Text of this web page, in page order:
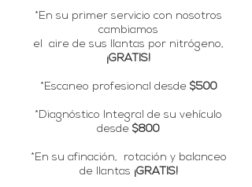
*En su primer servicio con nosotros
cambiamos
el aire de sus llantas por nitrógeno,
¡GRATIS!
*Escaneo profesional desde $500
*Diagnóstico Integral de su vehículo
desde $800
*En su afinación, rotación y balanceo
de llantas ¡GRATIS!